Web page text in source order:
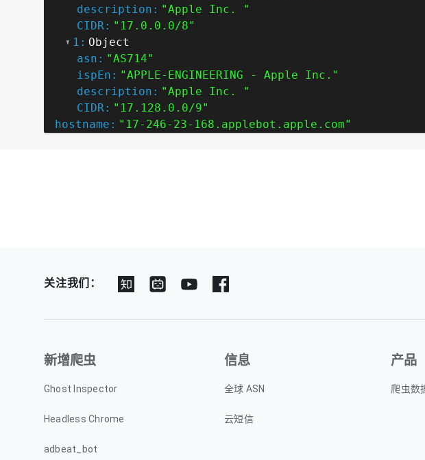
description: "Apple Inc. "
CIDR: "17.0.0.0/8"
1: Object
asn: "AS714"
ispEn: "APPLE-ENGINEERING - Apple Inc."
description: "Apple Inc. "
CIDR: "17.128.0.0/9"
hostname: "17-246-23-168.applebot.apple.com"
关注我们：
新增爬虫
Ghost Inspector
Headless Chrome
adbeat_bot
信息
全球 ASN
云短信
产品
爬虫数